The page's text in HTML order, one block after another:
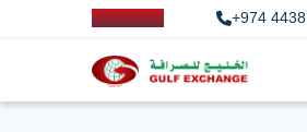
+974